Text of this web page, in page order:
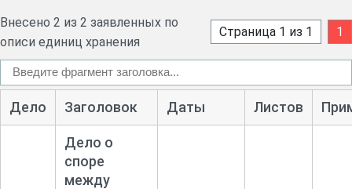
Внесено 2 из 2 заявленных по
описи единиц хранения
Страница 1 из 1 1
Дело Заголовок Даты Листов
Дело о
споре
между